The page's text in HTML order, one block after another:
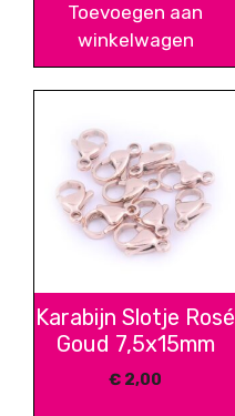
Toevoegen aan
winkelwagen
Karabijn Slotje Rosé
Goud 7,5x15mm
€ 2,00